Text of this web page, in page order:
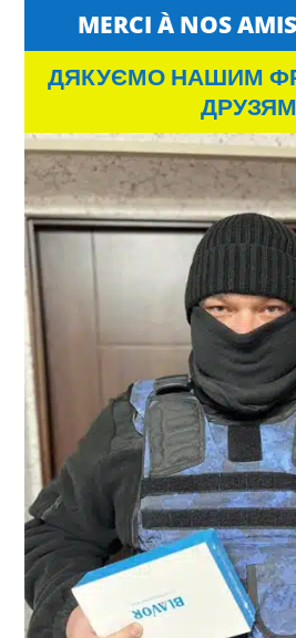
MERCI À NOS
ДЯКУЄМО НАШИМ
ДРУЗЯМ